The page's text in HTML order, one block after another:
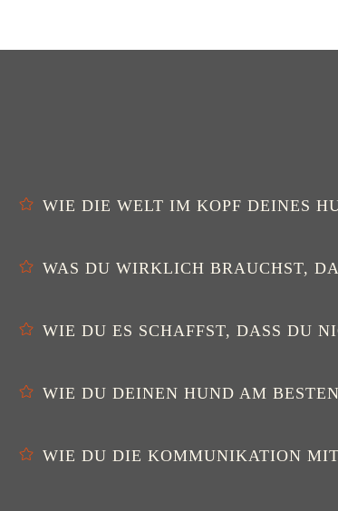
WI​​​​E DIE WELT IM KOPF DEINES
WAS DU WIRKLICH BRAUCHST,
WIE DU ES SCHAFFST, DASS DU
WIE DU DEINEN HUND AM
WIE DU DIE KOMMUNIKATION